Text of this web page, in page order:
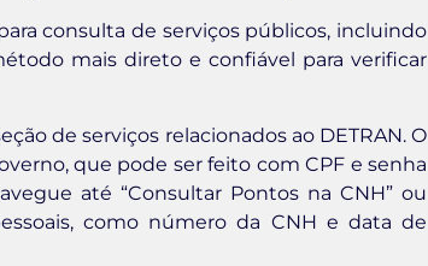
consulta de serviços públicos, incluindo
mais direto e confiável para verificar
de serviços relacionados ao DETRAN. O
que pode ser feito com CPF e senha
até “Consultar Pontos na CNH” ou
como número da CNH e data de